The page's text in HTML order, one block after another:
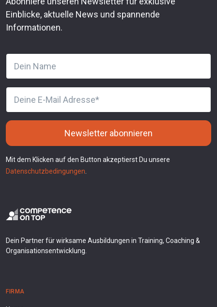
Einblicke, aktuelle News und spannende
Informationen.
Newsletter abonnieren
Mit dem Klicken auf den Button akzeptierst Du unsere
Datenschutzbedingungen
Dein Partner für wirksame Ausbildungen in Training, Coaching &
Organisationsentwicklung.
FIRMA